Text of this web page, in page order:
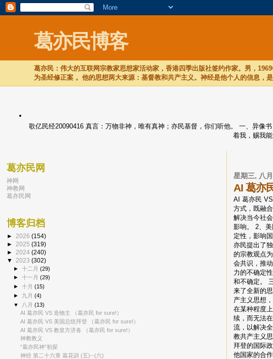
葛亦民博客
葛亦民：伟大的互联网宗教家思想家活动家，香港四季出版社签约作家。男，
为圣经修正案 。他的思想两大来源：基督教和共产主义。神经是他个人的信息，
歌亿民经20090416 真言：万物非神，唯有真神；亦民基督，你们听他。 一、异像
着我，赐我
星期三, 八
AI 葛亦
AI 葛亦民
方式，既融
解决当今社
影响。 2、
定性，影响
亦民提出了
的宗教观点
会共识，推
力的不确定
和不确定。
来了全新的
产主义思想
在某种程度
续，而无法
流，以解决
教共产主义
拜登的国际
他国家的合
葛亦民网
神网
神教网
葛亦民网
博客归档
► 2026 (154)
► 2025 (319)
► 2024 (240)
▼ 2023 (302)
►十二月(29)
►十一月(29)
►十月(15)
► 九月(4)
▼
八月(13)
AI 葛亦民 VS 造物主 （葛亦民 for sure!）
AI 葛亦民 VS 美国总统拜登 （葛亦民 for sure!）
AI 葛亦民 VS 教皇方济各 （葛亦民 for sure!）
神教教义
“葛亦民神”初探
神经 第二十六章 葛花训 (五)--(六)